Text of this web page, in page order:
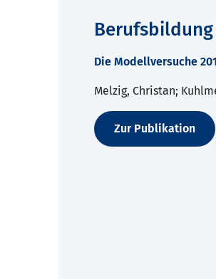
Die Modellversuche
Melzig, Christan;
Zur Publikation